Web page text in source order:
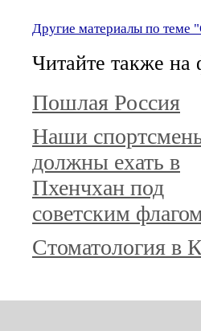
Другие материалы по теме
Читайте также на
Пошлая Россия
Наши
должны ехать в
Пхенчхан под
советским
Стоматология в